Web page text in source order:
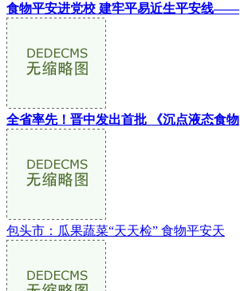
食物平安进党校 建牢平易近生平安线——
全省率先！晋中发出首批 《沉点液态食物
包头市：瓜果蔬菜“天天检” 食物平安天